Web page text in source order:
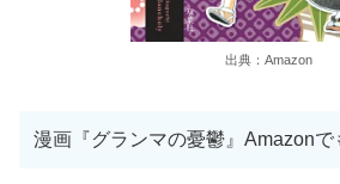
出典：Amazon
漫画『グランマの憂鬱』Amazonで